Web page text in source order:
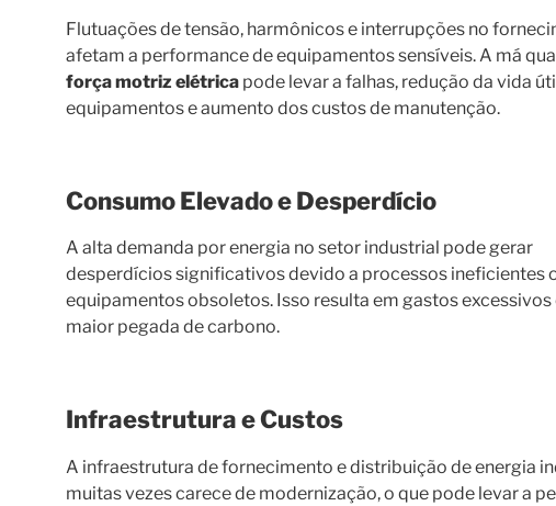
Flutuações de tensão, harmônicos e interrupções no
afetam a performance de equipamentos sensíveis. A má
força motriz elétrica pode levar a falhas, redução da vida
equipamentos e aumento dos custos de manutenção.
Consumo Elevado e Desperdício
A alta demanda por energia no setor industrial pode gerar
desperdícios significativos devido a processos ineficientes
equipamentos obsoletos. Isso resulta em gastos excessivos
maior pegada de carbono.
Infraestrutura e Custos
A infraestrutura de fornecimento e distribuição de energia
muitas vezes carece de modernização, o que pode levar a